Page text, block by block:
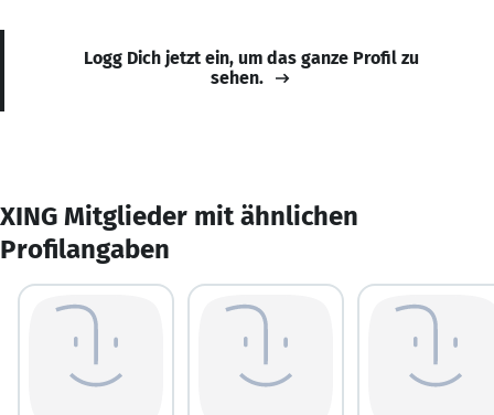
Logg Dich jetzt ein, um das ganze Profil zu
sehen.
XING Mitglieder mit ähnlichen
Profilangaben